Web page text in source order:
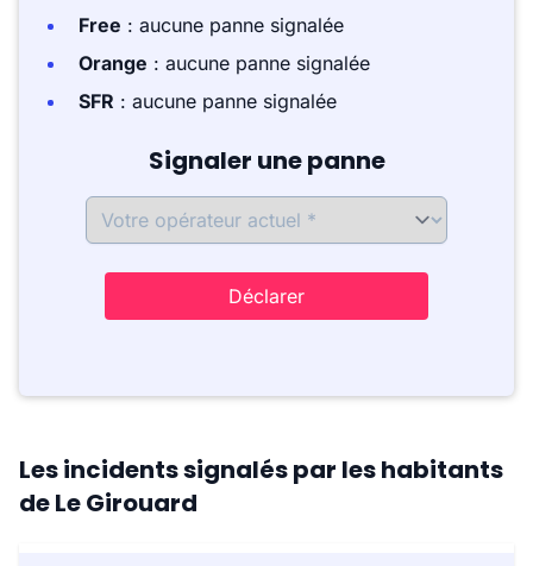
Free : aucune panne signalée
Orange : aucune panne signalée
SFR : aucune panne signalée
Signaler une panne
Déclarer
Les incidents signalés par les habitants
de Le Girouard